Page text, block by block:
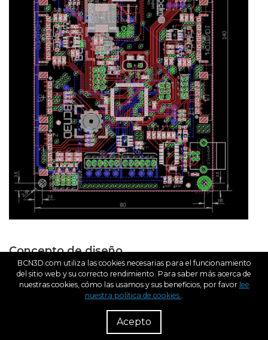
Concepto de diseño
La electrónica de BCN3D está pensada para ser modular y
personalizada en nuestra impresora BCN3D Sigma 3D y por
eso tomamos algunas decisiones de diseño.
Los controladores de paso fuera de la placa base. Como
BCN3D.com utiliza las cookies necesarias para el funcionamiento
del sitio web y su correcto rendimiento. Para saber más acerca de
nuestras cookies, cómo las usamos y sus beneficios, por favor lee
nuestra política de cookies..
Acepto